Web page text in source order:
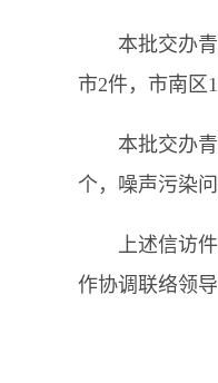
本批交办
市2件，市南区
本批交办
个，噪声污染
上述信访
作协调联络领